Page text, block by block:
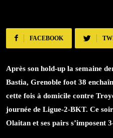
FACEBOOK
Après son hold-up la semaine
Bastia, Grenoble foot 38
cette fois à domicile contre
journée de Ligue-2-BKT. Ce
Olaitan et ses pairs s’imposent